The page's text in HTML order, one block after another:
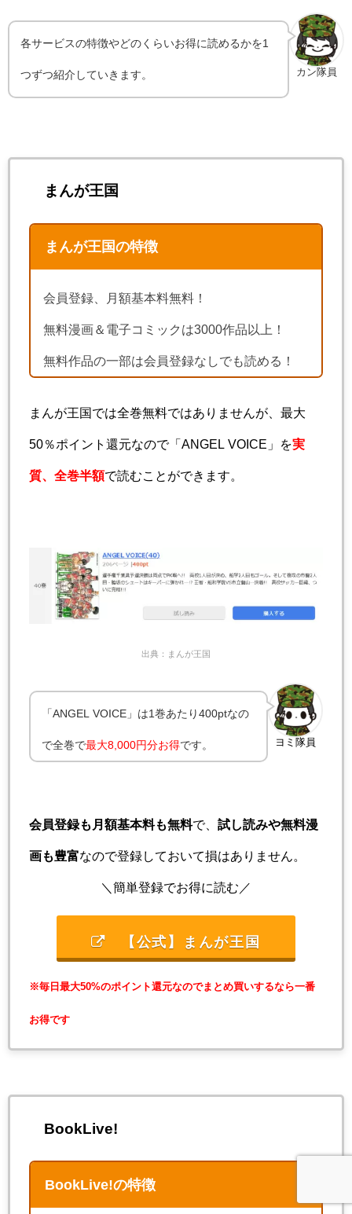
カン隊員
各サービスの特徴やどのくらいお得に読めるかを1
つずつ紹介していきます。
まんが王国
まんが王国の特徴
会員登録、月額基本料無料！
無料漫画＆電子コミックは3000作品以上！
無料作品の一部は会員登録なしでも読める！
まんが王国では全巻無料ではありませんが、最大
50％ポイント還元なので「ANGEL VOICE」を実
質、全巻半額で読むことができます。
出典：まんが王国
ヨミ隊員
「ANGEL VOICE」は1巻あたり400ptなの
で全巻で最大8,000円分お得です。
会員登録も月額基本料も無料で、 試し読みや無料漫
画も豊富なので登録しておいて損はありません。
＼簡単登録でお得に読む／
【公式】まんが王国
※毎日最大50%のポイント還元なのでまとめ買いするなら一番
お得です
BookLive!
BookLive!の特徴